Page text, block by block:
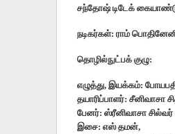
சந்தோஷ் டிடேக்
நடிகர்கள்: ராம்
தொழில்நுட்பக் குழு:
எழுத்து, இயக்கம்:
தயாரிப்பாளர்: சீனிவாசா
பேனர்: ஸ்ரீனிவாசா
இசை: எஸ் தமன்,